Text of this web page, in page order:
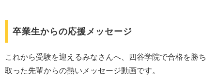
卒業生からの応援メッセージ
これから受験を迎えるみなさんへ、四谷学院で合格を勝ち
取った先輩からの熱いメッセージ動画です。